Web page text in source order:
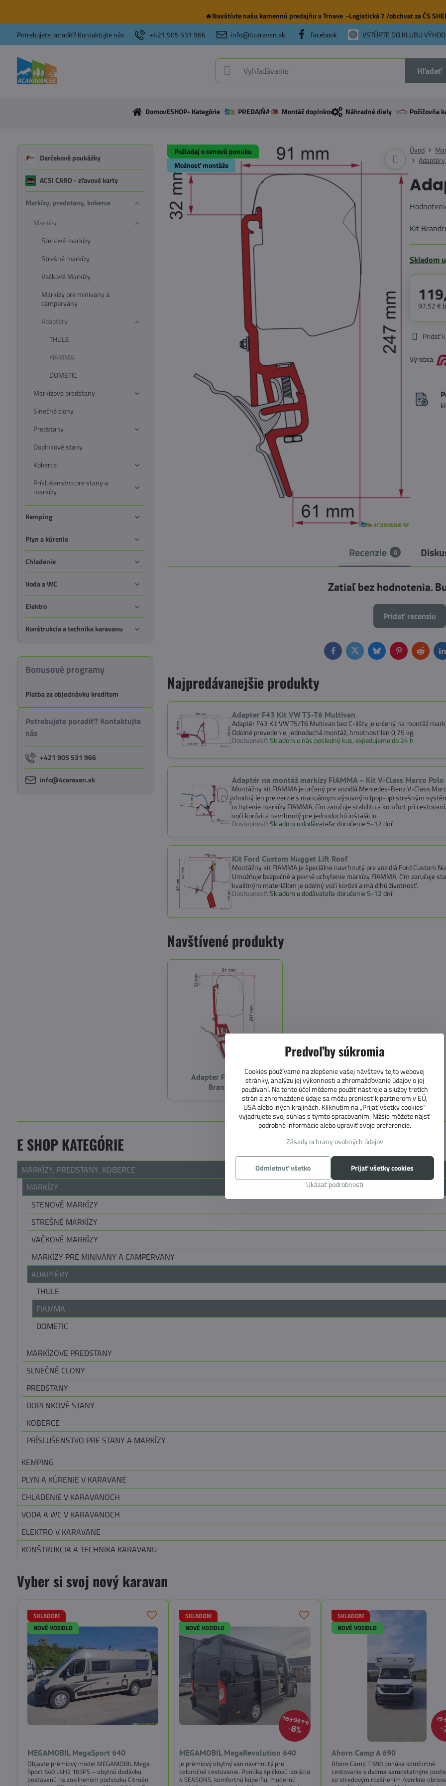
🔥Navštívte našu kamennú predajňuv Trnave -Logistická 7 /obchvat za ČS
Potrebujete poradiť? Kontaktujte nás
+421 905 531 966 info@4caravan.sk facebook VSTÚPTE DO KLUBU
Hľadať
DomovESHOP- Kategórie PREDAJŇA Montáž doplnkov Náhradné diely Požíčovňa
Požiadaj o cenovú ponuku
Možnosť montáže
Úvod
Kit
Skladom
97,52 €
Pridať
Výrobca:
Recenzie 0
Zatiaľ bez hodnotenia.
Pridať recenziu
FacebookTwitterBlueskyPinterestReddit
Najpredávanejšie produkty
Adapter F43 Kit VW T5-T6 Multivan
Adaptér F43 Kit VW T5/T6 Multivan bez C-lišty je určený na montáž
Odolné prevedenie, jednoduchá montáž, hmotnosť len 0,75 kg.
Dostupnosť:Skladom u nás posledný kus, expedujeme do 24 h
Adaptér na montáž markízy FIAMMA – Kit V-Class Marco
Montážny kit FIAMMA je určený pre vozidlá Mercedes-Benz V-Class
vhodný len pre verzie s manuálnym výsuvným (pop-up) strešným
uchytenie markízy FIAMMA, čím zaručuje stabilitu a komfort pri
voči korózii a navrhnutý pre jednoduchú inštaláciu.
Dostupnosť:Skladom u dodávateľa: doručenie 5-12 dní
Kit Ford Custom Nugget Lift Roof
Montážny kit FIAMMA je špeciálne navrhnutý pre vozidlá Ford Custom
Umožňuje bezpečné a pevné uchytenie markízy FIAMMA, čím zaručuje
kvalitným materiálom je odolný voči korózii a má dlhú životnosť.
Dostupnosť:Skladom u dodávateľa: doručenie 5-12 dní
Navštívené produkty
Adapter F35 VW T4
Brandrup
Darčekové poukážky
ACSI CARD - zľavové karty
Markízy, predstany, koberce
Markízy
Stenové markízy
Strešné markízy
Vačkové Markízy
Markízy pre minivany a
campervany
Adaptéry
THULE
FIAMMA
DOMETIC
Markízove predstany
Slnečné clony
Predstany
Doplnkové stany
Koberce
Príslušenstvo pre stany a
markízy
Kemping
Plyn a kúrenie
Chladenie
Voda a WC
Elektro
Konštrukcia a technika karavanu
Bonusové programy
Platba za objednávku kreditom
Potrebujete poradiť? Kontaktujte
nás
+421 905 531 966
info@4caravan.sk
E SHOP KATEGÓRIE
MARKÍZY, PREDSTANY, KOBERCE
MARKÍZY
STENOVÉ MARKÍZY
STREŠNÉ MARKÍZY
VAČKOVÉ MARKÍZY
MARKÍZY PRE MINIVANY A CAMPERVANY
ADAPTÉRY
THULE
FIAMMA
DOMETIC
MARKÍZOVE PREDSTANY
SLNEČNÉ CLONY
PREDSTANY
DOPLNKOVÉ STANY
KOBERCE
PRÍSLUŠENSTVO PRE STANY A MARKÍZY
KEMPING
PLYN A KÚRENIE V KARAVANE
CHLADENIE V KARAVANOCH
VODA A WC V KARAVANOCH
ELEKTRO V KARAVANE
KONŠTRUKCIA A TECHNIKA KARAVANU
Vyber si svoj nový karavan
SKLADOM
NOVÉ VOZIDLO
MEGAMOBIL MegaSport 640
Objavte prémiový model MEGAMOBIL Mega
Sport 640 L4H2 165PS – obytnú dodávku
postavenú na zosilnenom podvozku Citroën
103 921 €
8%
SKLADOM
NOVÉ VOZIDLO
MEGAMOBIL MegaRevolution 640
je prémiový obytný van navrhnutý pre
celoročné cestovanie. Ponúka špičkovú izoláciu
4 SEASONS, komfortnú kúpeľňu, modernú
73
SKLADOM
NOVÉ VOZIDLO
Ahorn Camp A 690
Ahorn Camp T 690 ponúka komfortné
cestovanie s dvoma samostatnými
so stredovým rozšírením /vznikne
Predvoľby súkromia
Cookies používame na zlepšenie vašej návštevy tejto webovej
stránky, analýzu jej výkonnosti a zhromažďovanie údajov o jej
používaní. Na tento účel môžeme použiť nástroje a služby tretích
strán a zhromaždené údaje sa môžu preniesť k partnerom v EÚ,
USA alebo iných krajinách. Kliknutím na „Prijať všetky cookies“
vyjadrujete svoj súhlas s týmto spracovaním. Nižšie môžete nájsť
podrobné informácie alebo upraviť svoje preferencie.
Zásady ochrany osobných údajov
Ukázať podrobnosti
Prijať všetky cookies
Odmietnuť všetko